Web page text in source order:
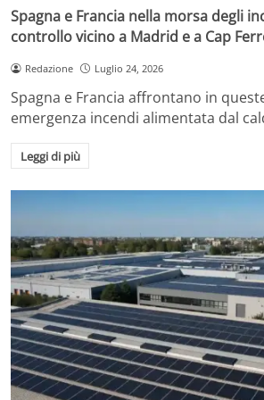
Spagna e Francia nella morsa degli
controllo vicino a Madrid e a Cap
Redazione Luglio 24, 2026
Spagna e Francia affrontano in
emergenza incendi alimentata dal
Leggi di più